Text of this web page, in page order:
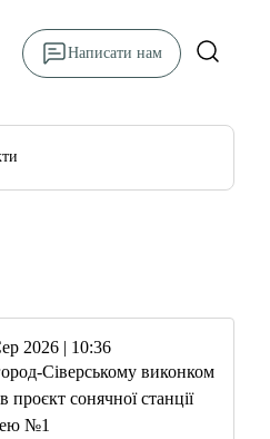
Написати нам
2026 | 10:36
Сіверському виконком
проєкт сонячної станції
№1